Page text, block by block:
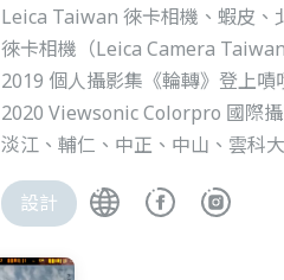
Leica Taiwan 徠卡相機、蝦皮、
徠卡相機（Leica Camera
2019 個人攝影集《輪轉》登上
2020 Viewsonic Colorpro 國際
淡江、輔仁、中正、中山、雲科
設計